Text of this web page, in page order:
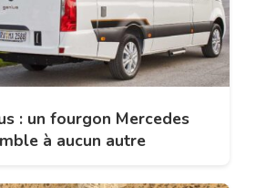
: un fourgon Mercedes
à aucun autre